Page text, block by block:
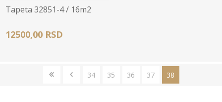
Tapeta 32851-4 / 16m2
12500,00 RSD
34 35 36 37 38